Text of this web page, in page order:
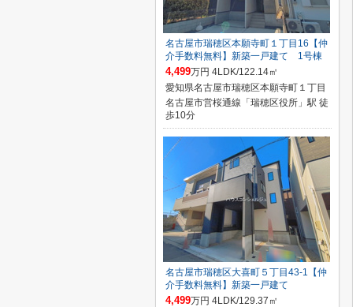
名古屋市瑞穂区本願寺町１丁目16【仲
介手数料無料】新築一戸建て 1号棟
4,499万円 4LDK/122.14㎡
愛知県名古屋市瑞穂区本願寺町１丁目
名古屋市営桜通線「瑞穂区役所」駅 徒
歩10分
名古屋市瑞穂区大喜町５丁目43-1【仲
介手数料無料】新築一戸建て
4,499万円 4LDK/129.37㎡